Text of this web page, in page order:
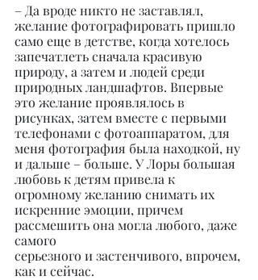
– Да вроде никто не заставлял,
желание фотографировать пришло
само еще в детстве, когда хотелось
запечатлеть сначала красивую
природу, а затем и людей среди
природных ландшафтов. Впервые
это желание проявлялось в
рисунках, затем вместе с первыми
телефонами с фотоаппаратом, для
меня фотография была находкой, ну
и дальше – больше. У Лоры большая
любовь к детям привела к
огромному желанию снимать их
искренние эмоции, причем
рассмешить она могла любого, даже
самого
серьезного и застенчивого, впрочем,
как и сейчас.